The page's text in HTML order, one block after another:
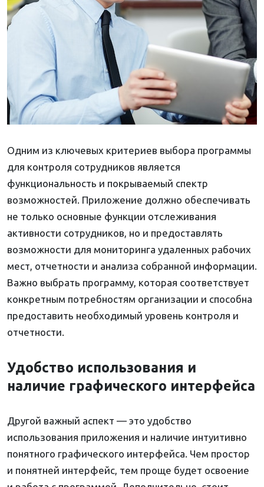
Одним из ключевых критериев выбора программы
для контроля сотрудников является
функциональность и покрываемый спектр
возможностей. Приложение должно обеспечивать
не только основные функции отслеживания
активности сотрудников, но и предоставлять
возможности для мониторинга удаленных рабочих
мест, отчетности и анализа собранной информации.
Важно выбрать программу, которая соответствует
конкретным потребностям организации и способна
предоставить необходимый уровень контроля и
отчетности.
Удобство использования и
наличие графического интерфейса
Другой важный аспект — это удобство
использования приложения и наличие интуитивно
понятного графического интерфейса. Чем простор
и понятней интерфейс, тем проще будет освоение